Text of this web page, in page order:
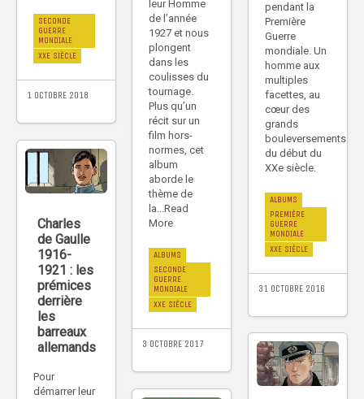
SECONDE
GUERRE
MONDIALE
XXE SIÈCLE
1 OCTOBRE 2018
leur Homme
de l’année
1927 et nous
plongent
dans les
coulisses du
tournage.
Plus qu’un
récit sur un
film hors-
normes, cet
album
aborde le
thème de
la...Read
More
ALBUMS
SECONDE
GUERRE
MONDIALE
XXE SIÈCLE
3 OCTOBRE 2017
pendant la
Première
Guerre
mondiale. Un
homme aux
multiples
facettes, au
cœur des
grands
bouleversements
du début du
XXe siècle.
ALBUMS
PREMIÈRE
GUERRE
MONDIALE
XXE SIÈCLE
31 OCTOBRE 2016
Charles
de Gaulle
1916-
1921 : les
prémices
derrière
les
barreaux
allemands
Pour
démarrer leur